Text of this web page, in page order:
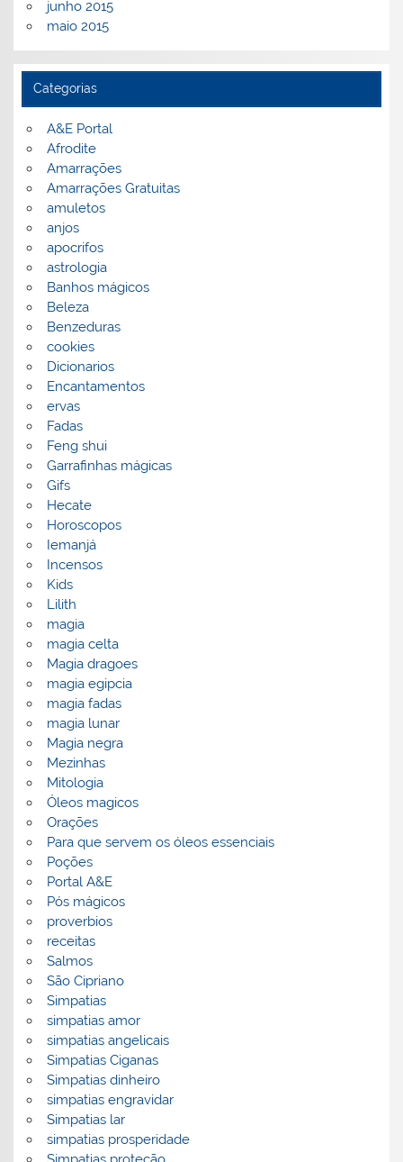
junho 2015
maio 2015
Categorias
A&E Portal
Afrodite
Amarrações
Amarrações Gratuitas
amuletos
anjos
apocrifos
astrologia
Banhos mágicos
Beleza
Benzeduras
cookies
Dicionarios
Encantamentos
ervas
Fadas
Feng shui
Garrafinhas mágicas
Gifs
Hecate
Horoscopos
Iemanjá
Incensos
Kids
Lilith
magia
magia celta
Magia dragoes
magia egipcia
magia fadas
magia lunar
Magia negra
Mezinhas
Mitologia
Óleos magicos
Orações
Para que servem os óleos essenciais
Poções
Portal A&E
Pós mágicos
proverbios
receitas
Salmos
São Cipriano
Simpatias
simpatias amor
simpatias angelicais
Simpatias Ciganas
Simpatias dinheiro
simpatias engravidar
Simpatias lar
simpatias prosperidade